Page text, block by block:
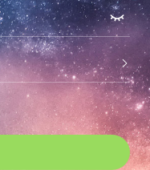

